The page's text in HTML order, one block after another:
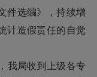
件选编》，持续增
计造假责任的自觉
我局收到上级各专